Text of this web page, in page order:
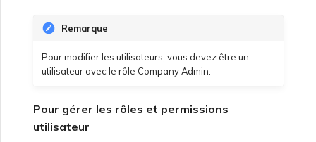
Remarque
Pour modifier les utilisateurs, vous devez être un
utilisateur avec le rôle Company Admin.
Pour gérer les rôles et permissions
utilisateur